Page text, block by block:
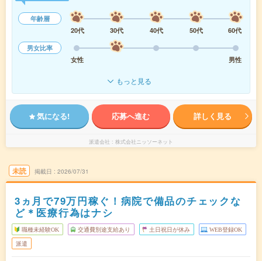
年齢層
20代
30代 40代 50代
60代
男女比率
女性
男性
もっと見る
気になる! 応募へ進む 詳しく見る
派遣会社 株式会社ニッソーネット
未読 掲載日 2026/07/31
3ヵ月で79万円稼ぐ！病院で備品のチェックな
ど＊医療行為はナシ
職種未経験OK 交通費別途支給あり 土日祝日が休み WEB登録OK
派遣